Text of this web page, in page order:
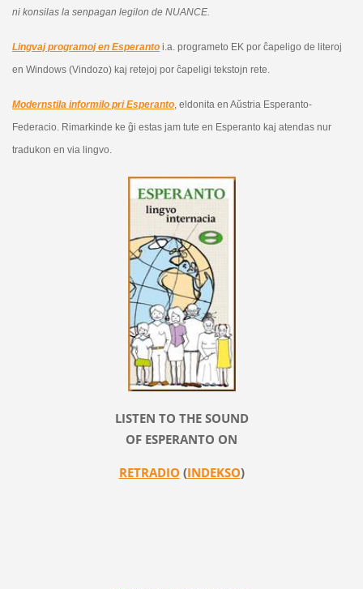
ni konsilas la senpagan legilon de NUANCE.
Lingvaj programoj en Esperantoi.a. programeto EK por ĉapeligo de literoj
en Windows (Vindozo) kaj retejoj por ĉapeligi tekstojn rete.
Modernstila informilo pri Esperanto, eldonita en Aŭstria Esperanto-
Federacio. Rimarkinde ke ĝi estas jam tute en Esperanto kaj atendas nur
tradukon en via lingvo.
LISTEN TO THE SOUND
OF ESPERANTO ON
RETRADIO (INDEKSO)